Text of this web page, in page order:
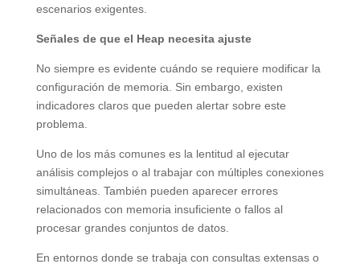
escenarios exigentes.
Señales de que el Heap necesita ajuste
No siempre es evidente cuándo se requiere modificar la
configuración de memoria. Sin embargo, existen
indicadores claros que pueden alertar sobre este
problema.
Uno de los más comunes es la lentitud al ejecutar
análisis complejos o al trabajar con múltiples conexiones
simultáneas. También pueden aparecer errores
relacionados con memoria insuficiente o fallos al
procesar grandes conjuntos de datos.
En entornos donde se trabaja con consultas extensas o